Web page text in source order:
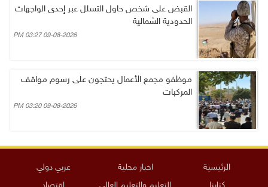
القبض على شخص حاول التسلل عبر إحدى الواجهات
الحدودية الشمالية
09-08-2026 03:27 PM
موظفو مجمع الأعمال يحتجون على رسوم مواقف
المركبات
09-08-2026 03:20 PM
الرئيسية اخبار محلية
عربي دولي